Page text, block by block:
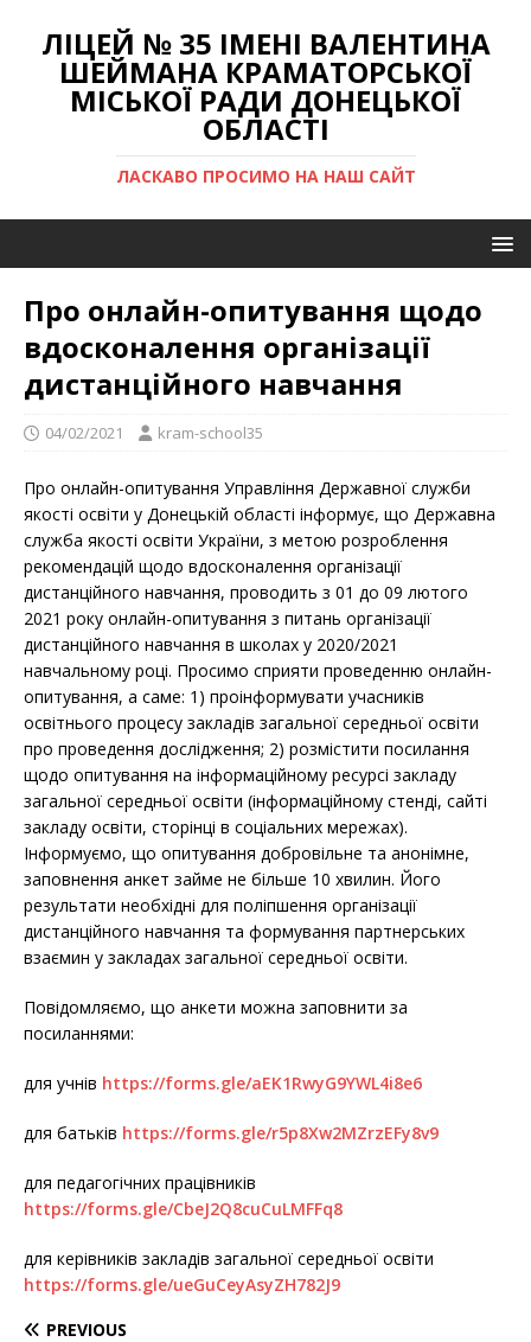
ЛІЦЕЙ № 35 ІМЕНІ ВАЛЕНТИНА
ШЕЙМАНА КРАМАТОРСЬКОЇ
МІСЬКОЇ РАДИ ДОНЕЦЬКОЇ
ОБЛАСТІ
ЛАСКАВО ПРОСИМО НА НАШ САЙТ
Про онлайн-опитування щодо
вдосконалення організації
дистанційного навчання
04/02/2021 kram-school35
Про онлайн-опитування Управління Державної служби
якості освіти у Донецькій області інформує, що Державна
служба якості освіти України, з метою розроблення
рекомендацій щодо вдосконалення організації
дистанційного навчання, проводить з 01 до 09 лютого
2021 року онлайн-опитування з питань організації
дистанційного навчання в школах у 2020/2021
навчальному році. Просимо сприяти проведенню онлайн-
опитування, а саме: 1) проінформувати учасників
освітнього процесу закладів загальної середньої освіти
про проведення дослідження; 2) розмістити посилання
щодо опитування на інформаційному ресурсі закладу
загальної середньої освіти (інформаційному стенді, сайті
закладу освіти, сторінці в соціальних мережах).
Інформуємо, що опитування добровільне та анонімне,
заповнення анкет займе не більше 10 хвилин. Його
результати необхідні для поліпшення організації
дистанційного навчання та формування партнерських
взаємин у закладах загальної середньої освіти.
Повідомляємо, що анкети можна заповнити за
посиланнями:
для учнів https://forms.gle/aEK1RwyG9YWL4i8e6
для батьків https://forms.gle/r5p8Xw2MZrzEFy8v9
для педагогічних працівників
https://forms.gle/CbeJ2Q8cuCuLMFFq8
для керівників закладів загальної середньої освіти
https://forms.gle/ueGuCeyAsyZH782J9
PREVIOUS